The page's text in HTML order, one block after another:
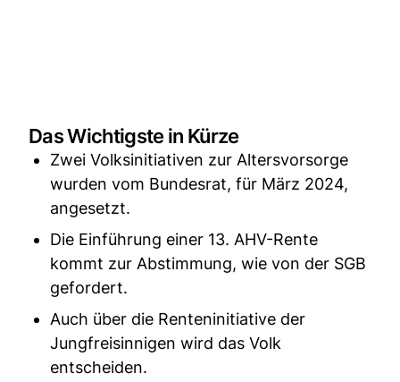
Das Wichtigste in Kürze
Zwei Volksinitiativen zur Altersvorsorge
wurden vom Bundesrat, für März 2024,
angesetzt.
Die Einführung einer 13. AHV-Rente
kommt zur Abstimmung, wie von der SGB
gefordert.
Auch über die Renteninitiative der
Jungfreisinnigen wird das Volk
entscheiden.